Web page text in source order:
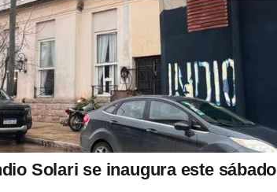
Solari se inaugura este sábado